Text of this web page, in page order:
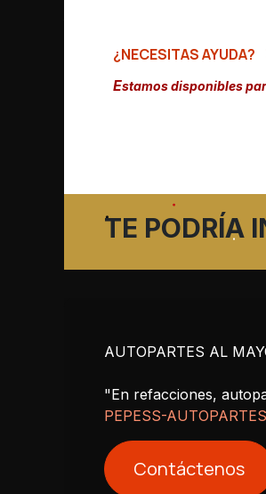
¿NECESITAS AYUDA?
Estamos disponibles
TE PODRÍA
AUTOPARTES AL
"En refacciones,
PEPESS-
Contáctenos